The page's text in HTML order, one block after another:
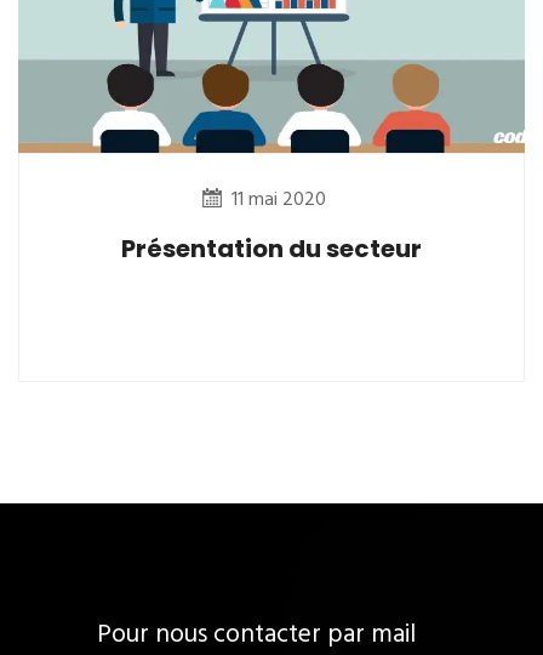
11 mai 2020
Présentation du secteur
Pour nous contacter par mail